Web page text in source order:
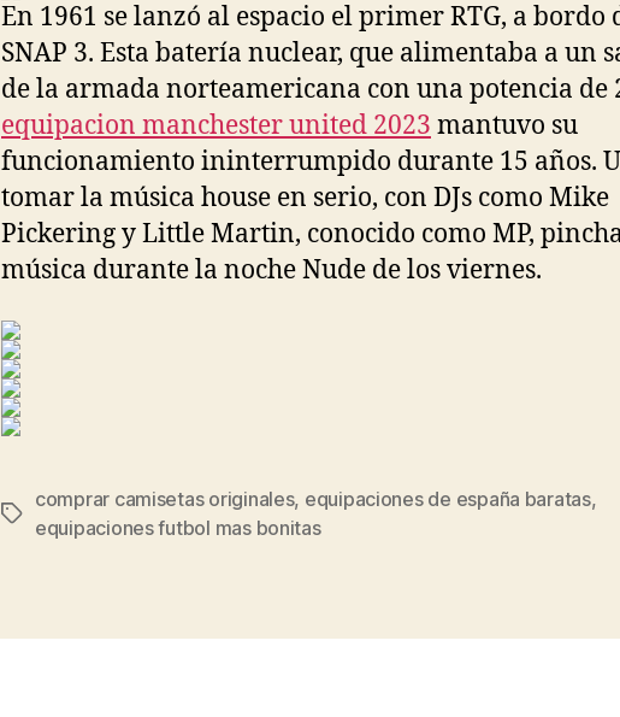
En 1961 se lanzó al espacio el primer RTG, a bordo
SNAP 3. Esta batería nuclear, que alimentaba a un
de la armada norteamericana con una potencia de
equipacion manchester united 2023 mantuvo su
funcionamiento ininterrumpido durante 15 años.
tomar la música house en serio, con DJs como Mike
Pickering y Little Martin, conocido como MP,
música durante la noche Nude de los viernes.
Etiquetas
comprar camisetas originales, equipaciones de españa baratas,
equipaciones futbol mas bonitas